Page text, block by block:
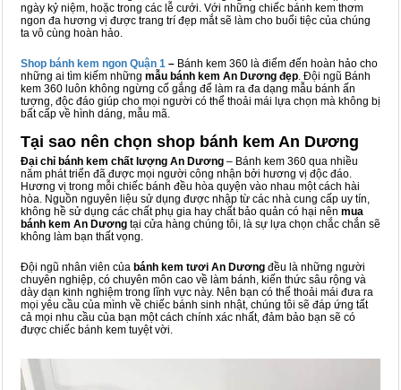
ngày kỷ niệm, hoặc trong các lễ cưới. Với những chiếc bánh kem thơm
ngon đa hương vị được trang trí đẹp mắt sẽ làm cho buổi tiệc của chúng
ta vô cùng hoàn hảo.
Shop bánh kem ngon Quận 1 – Bánh kem 360 là điểm đến hoàn hảo cho
những ai tìm kiếm những mẫu bánh kem An Dương đẹp. Đội ngũ Bánh
kem 360 luôn không ngừng cố gắng để làm ra đa dạng mẫu bánh ấn
tượng, độc đáo giúp cho mọi người có thể thoải mái lựa chọn mà không bị
bất cấp về hình dáng, mẫu mã.
Tại sao nên chọn shop bánh kem An Dương
Đại chỉ bánh kem chất lượng An Dương – Bánh kem 360 qua nhiều
năm phát triển đã được mọi người công nhận bởi hương vị độc đáo.
Hương vị trong mỗi chiếc bánh đều hòa quyện vào nhau một cách hài
hòa. Nguồn nguyên liệu sử dụng được nhập từ các nhà cung cấp uy tín,
không hề sử dụng các chất phụ gia hay chất bảo quản có hại nên mua
bánh kem An Dương tại cửa hàng chúng tôi, là sự lựa chọn chắc chắn sẽ
không làm bạn thất vọng.
Đội ngũ nhân viên của bánh kem tươi An Dương đều là những người
chuyên nghiệp, có chuyên môn cao về làm bánh, kiến thức sâu rộng và
dày dạn kinh nghiệm trong lĩnh vực này. Nên bạn có thể thoải mái đưa ra
mọi yêu cầu của mình về chiếc bánh sinh nhật, chúng tôi sẽ đáp ứng tất
cả mọi nhu cầu của bạn một cách chính xác nhất, đảm bảo bạn sẽ có
được chiếc bánh kem tuyệt vời.